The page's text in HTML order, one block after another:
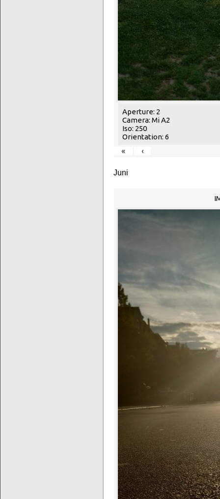
Aperture: 2
Camera: Mi A2
Iso: 250
Orientation: 6
«
‹
Juni